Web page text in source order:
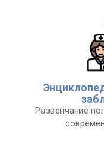
Развенчание